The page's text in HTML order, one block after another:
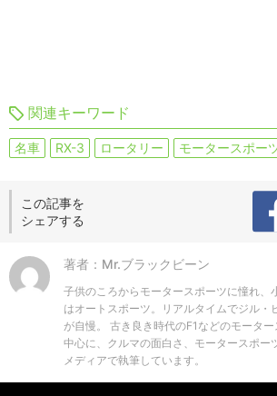
関連キーワード
名車 RX-3 ロータリー モータースポー
この記事を
シェアする
著者：Mr.ブラックビーン
子供のころからモータースポーツに憧れ、
はオートスポーツ。リアルタイムでジル・
が自慢。 古き良き時代のF1などのモータ
中心に、クルマの面白さ、モータースポー
メディアで執筆しています。